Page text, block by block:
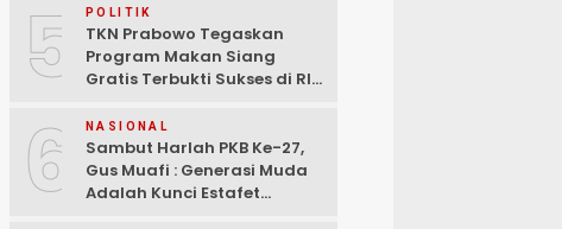
Teknologi Dan Ekonomi
Kreatif
5 POLITIK
TKN Prabowo Tegaskan
Program Makan Siang
Gratis Terbukti Sukses di RI-
6 NASIONAL
Sambut Harlah PKB Ke-27,
Gus Muafi : Generasi Muda
Adalah Kunci Estafet